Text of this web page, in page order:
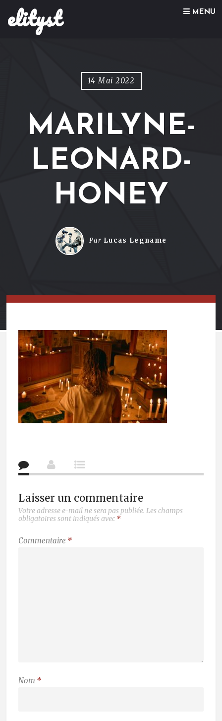
elityst MENU
Skip to content
14 Mai 2022
MARILYNE-
LEONARD-
HONEY
Par Lucas Legname
Laisser un commentaire
Votre adresse e-mail ne sera pas publiée. Les champs
obligatoires sont indiqués avec *
Commentaire *
Nom *